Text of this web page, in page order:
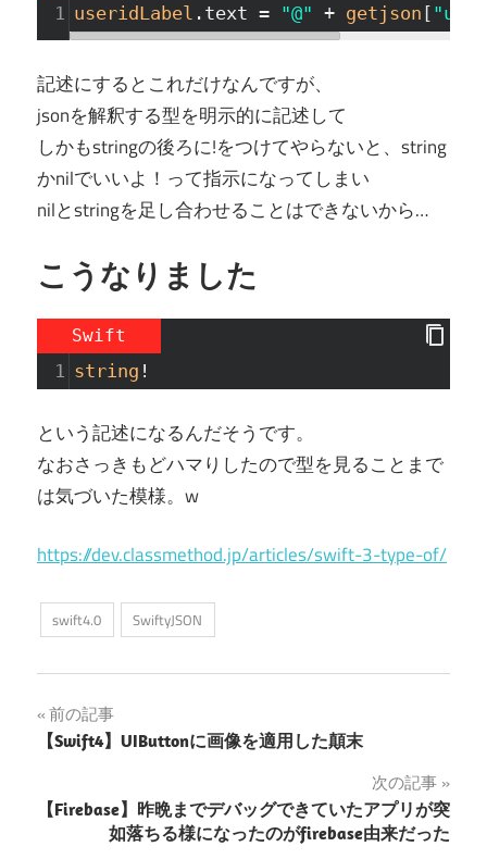
1 useridLabel .text = "@" + getjson [
記述にするとこれだけなんですが、
jsonを解釈する型を明示的に記述して
しかもstringの後ろに!をつけてやらないと、string
かnilでいいよ！って指示になってしまい
nilとstringを足し合わせることはできないから…
こうなりました
Swift
1 string !
という記述になるんだそうです。
なおさっきもどハマりしたので型を見ることまで
は気づいた模様。w
https://dev.classmethod.jp/articles/swift-3-type-of/
swift4.0 SwiftyJSON
投
稿
ナ
前の記事
【Swift4】UIButtonに画像を適用した顛末
次の記事
【Firebase】昨晩までデバッグできていたアプリが突
如落ちる様になったのがfirebase由来だった